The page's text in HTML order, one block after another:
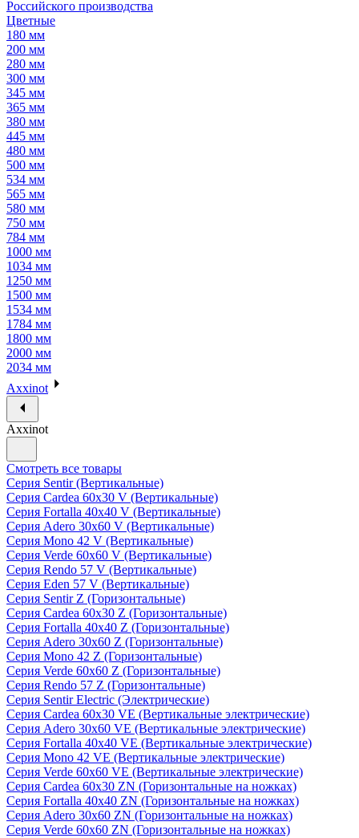
Российского производства
Цветные
180 мм
200 мм
280 мм
300 мм
345 мм
365 мм
380 мм
445 мм
480 мм
500 мм
534 мм
565 мм
580 мм
750 мм
784 мм
1000 мм
1034 мм
1250 мм
1500 мм
1534 мм
1784 мм
1800 мм
2000 мм
2034 мм
Axxinot
Axxinot
Смотреть все товары
Серия Sentir (Вертикальные)
Серия Cardea 60х30 V (Вертикальные)
Серия Fortalla 40х40 V (Вертикальные)
Серия Adero 30х60 V (Вертикальные)
Серия Mono 42 V (Вертикальные)
Серия Verde 60х60 V (Вертикальные)
Серия Rendo 57 V (Вертикальные)
Серия Eden 57 V (Вертикальные)
Серия Sentir Z (Горизонтальные)
Серия Cardea 60х30 Z (Горизонтальные)
Серия Fortalla 40х40 Z (Горизонтальные)
Серия Adero 30х60 Z (Горизонтальные)
Серия Mono 42 Z (Горизонтальные)
Серия Verde 60х60 Z (Горизонтальные)
Серия Rendo 57 Z (Горизонтальные)
Серия Sentir Electric (Электрические)
Серия Cardea 60х30 VE (Вертикальные электрические)
Серия Adero 30х60 VE (Вертикальные электрические)
Серия Fortalla 40х40 VE (Вертикальные электрические)
Серия Mono 42 VE (Вертикальные электрические)
Серия Verde 60х60 VE (Вертикальные электрические)
Серия Cardea 60х30 ZN (Горизонтальные на ножках)
Серия Fortalla 40х40 ZN (Горизонтальные на ножках)
Серия Adero 30х60 ZN (Горизонтальные на ножках)
Серия Verde 60х60 ZN (Горизонтальные на ножках)